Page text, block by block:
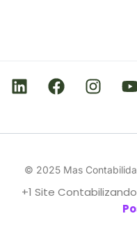
© 2025 Mas
+1 Site